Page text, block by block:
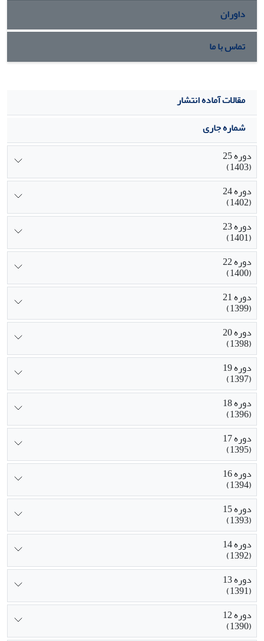
داوران
تماس با ما
مقالات آماده انتشار
شماره جاری
دوره 25
(1403)
دوره 24
(1402)
دوره 23
(1401)
دوره 22
(1400)
دوره 21
(1399)
دوره 20
(1398)
دوره 19
(1397)
دوره 18
(1396)
دوره 17
(1395)
دوره 16
(1394)
دوره 15
(1393)
دوره 14
(1392)
دوره 13
(1391)
دوره 12
(1390)